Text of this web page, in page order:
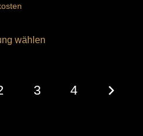
wählen
Varianten
3 4